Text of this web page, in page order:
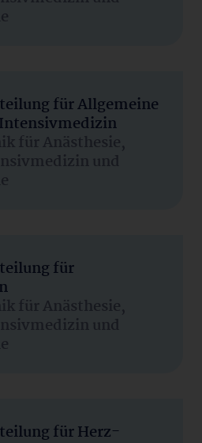
für Allgemeine
für Anästhesie,
und
für
für Anästhesie,
und
für Herz-